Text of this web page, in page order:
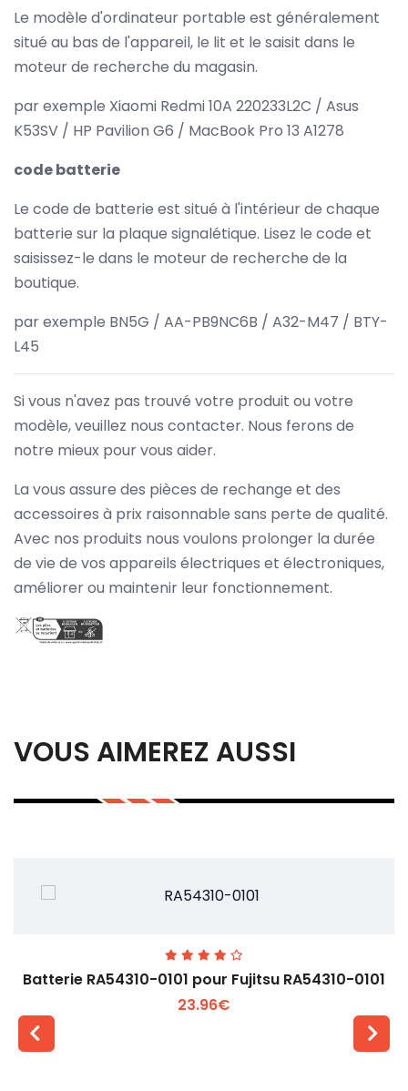
Le modèle d'ordinateur portable est généralement
situé au bas de l'appareil, le lit et le saisit dans le
moteur de recherche du magasin.
par exemple Xiaomi Redmi 10A 220233L2C / Asus
K53SV / HP Pavilion G6 / MacBook Pro 13 A1278
code batterie
Le code de batterie est situé à l'intérieur de chaque
batterie sur la plaque signalétique. Lisez le code et
saisissez-le dans le moteur de recherche de la
boutique.
par exemple BN5G / AA-PB9NC6B / A32-M47 / BTY-
L45
Si vous n'avez pas trouvé votre produit ou votre
modèle, veuillez nous contacter. Nous ferons de
notre mieux pour vous aider.
La vous assure des pièces de rechange et des
accessoires à prix raisonnable sans perte de qualité.
Avec nos produits nous voulons prolonger la durée
de vie de vos appareils électriques et électroniques,
améliorer ou maintenir leur fonctionnement.
VOUS AIMEREZ AUSSI
Batterie RA54310-0101 pour Fujitsu RA54310-0101
23.96€